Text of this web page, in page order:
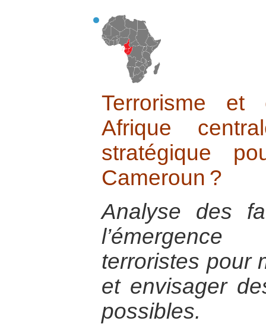
Terrorisme et
Afrique
stratégique
Cameroun ?
Analyse des
terroristes pour
et envisager
possibles.